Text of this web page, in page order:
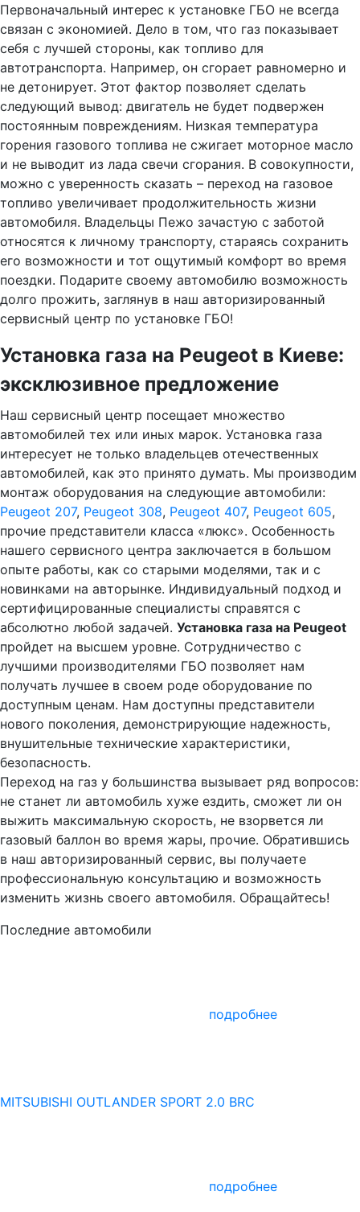
Первоначальный интерес к установке ГБО не всегда
связан с экономией. Дело в том, что газ показывает
себя с лучшей стороны, как топливо для
автотранспорта. Например, он сгорает равномерно и
не детонирует. Этот фактор позволяет сделать
следующий вывод: двигатель не будет подвержен
постоянным повреждениям. Низкая температура
горения газового топлива не сжигает моторное масло
и не выводит из лада свечи сгорания. В совокупности,
можно с уверенность сказать – переход на газовое
топливо увеличивает продолжительность жизни
автомобиля. Владельцы Пежо зачастую с заботой
относятся к личному транспорту, стараясь сохранить
его возможности и тот ощутимый комфорт во время
поездки. Подарите своему автомобилю возможность
долго прожить, заглянув в наш авторизированный
сервисный центр по установке ГБО!
Установка газа на Peugeot в Киеве:
эксклюзивное предложение
Наш сервисный центр посещает множество
автомобилей тех или иных марок. Установка газа
интересует не только владельцев отечественных
автомобилей, как это принято думать. Мы производим
монтаж оборудования на следующие автомобили:
Peugeot 207, Peugeot 308, Peugeot 407, Peugeot 605,
прочие представители класса «люкс». Особенность
нашего сервисного центра заключается в большом
опыте работы, как со старыми моделями, так и с
новинками на авторынке. Индивидуальный подход и
сертифицированные специалисты справятся с
абсолютно любой задачей. Установка газа на Peugeot
пройдет на высшем уровне. Сотрудничество с
лучшими производителями ГБО позволяет нам
получать лучшее в своем роде оборудование по
доступным ценам. Нам доступны представители
нового поколения, демонстрирующие надежность,
внушительные технические характеристики,
безопасность.
Переход на газ у большинства вызывает ряд вопросов:
не станет ли автомобиль хуже ездить, сможет ли он
выжить максимальную скорость, не взорвется ли
газовый баллон во время жары, прочие. Обратившись
в наш авторизированный сервис, вы получаете
профессиональную консультацию и возможность
изменить жизнь своего автомобиля. Обращайтесь!
Последние автомобили
подробнее
MITSUBISHI OUTLANDER SPORT 2.0 BRC
подробнее